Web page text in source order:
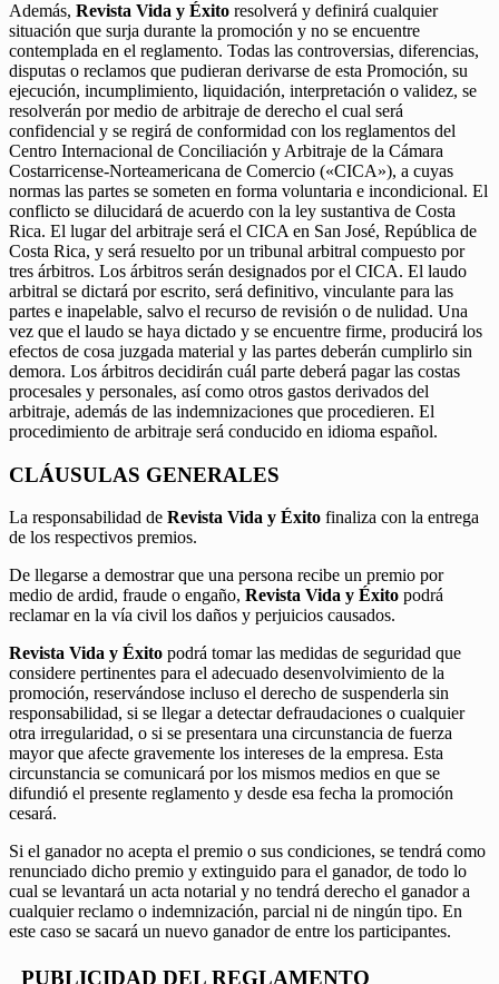
Además, Revista Vida y Éxito resolverá y definirá cualquier
situación que surja durante la promoción y no se encuentre
contemplada en el reglamento. Todas las controversias, diferencias,
disputas o reclamos que pudieran derivarse de esta Promoción, su
ejecución, incumplimiento, liquidación, interpretación o validez, se
resolverán por medio de arbitraje de derecho el cual será
confidencial y se regirá de conformidad con los reglamentos del
Centro Internacional de Conciliación y Arbitraje de la Cámara
Costarricense-Norteamericana de Comercio («CICA»), a cuyas
normas las partes se someten en forma voluntaria e incondicional. El
conflicto se dilucidará de acuerdo con la ley sustantiva de Costa
Rica. El lugar del arbitraje será el CICA en San José, República de
Costa Rica, y será resuelto por un tribunal arbitral compuesto por
tres árbitros. Los árbitros serán designados por el CICA. El laudo
arbitral se dictará por escrito, será definitivo, vinculante para las
partes e inapelable, salvo el recurso de revisión o de nulidad. Una
vez que el laudo se haya dictado y se encuentre firme, producirá los
efectos de cosa juzgada material y las partes deberán cumplirlo sin
demora. Los árbitros decidirán cuál parte deberá pagar las costas
procesales y personales, así como otros gastos derivados del
arbitraje, además de las indemnizaciones que procedieren. El
procedimiento de arbitraje será conducido en idioma español.
CLÁUSULAS GENERALES
La responsabilidad de Revista Vida y Éxito finaliza con la entrega
de los respectivos premios.
De llegarse a demostrar que una persona recibe un premio por
medio de ardid, fraude o engaño, Revista Vida y Éxito podrá
reclamar en la vía civil los daños y perjuicios causados.
Revista Vida y Éxito podrá tomar las medidas de seguridad que
considere pertinentes para el adecuado desenvolvimiento de la
promoción, reservándose incluso el derecho de suspenderla sin
responsabilidad, si se llegar a detectar defraudaciones o cualquier
otra irregularidad, o si se presentara una circunstancia de fuerza
mayor que afecte gravemente los intereses de la empresa. Esta
circunstancia se comunicará por los mismos medios en que se
difundió el presente reglamento y desde esa fecha la promoción
cesará.
Si el ganador no acepta el premio o sus condiciones, se tendrá como
renunciado dicho premio y extinguido para el ganador, de todo lo
cual se levantará un acta notarial y no tendrá derecho el ganador a
cualquier reclamo o indemnización, parcial ni de ningún tipo. En
este caso se sacará un nuevo ganador de entre los participantes.
PUBLICIDAD DEL REGLAMENTO